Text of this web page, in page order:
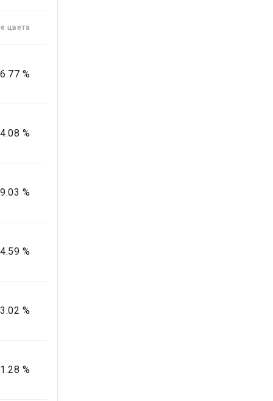
цвета
%
%
%
4.59 %
3.02 %
1.28 %